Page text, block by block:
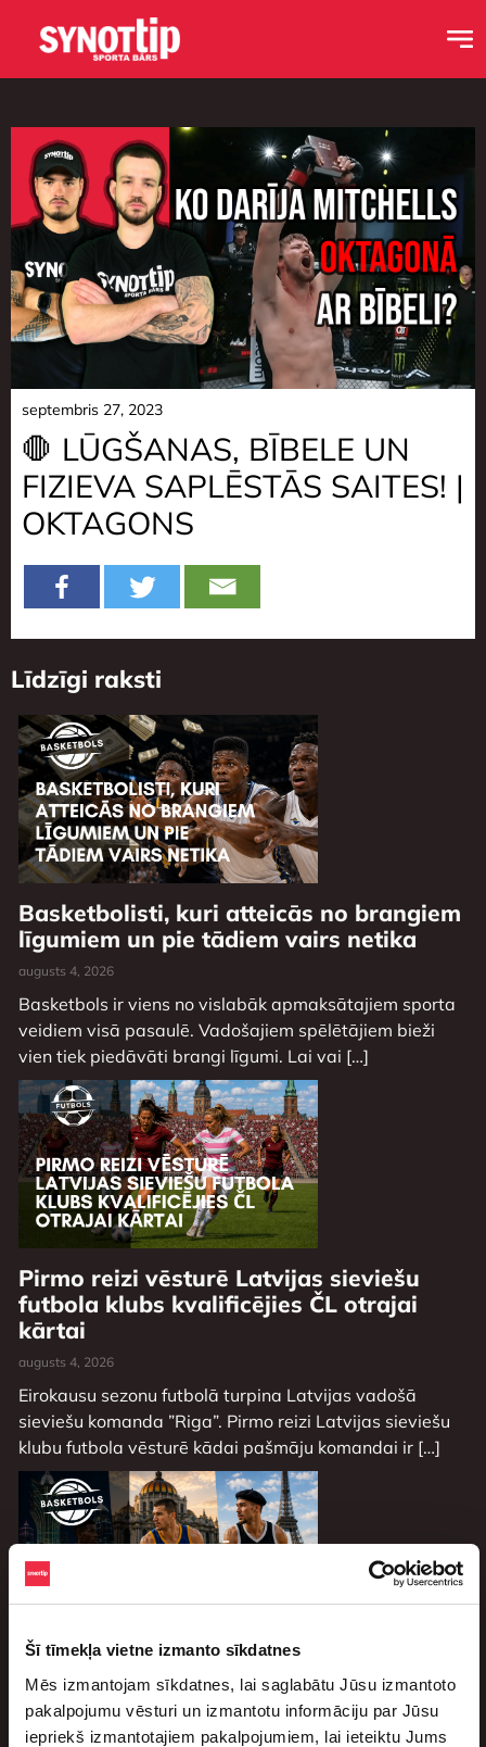
Šī tīmekļa vietne izmanto sīkdatnes
Mēs izmantojam sīkdatnes, lai saglabātu Jūsu izmantoto
pakalpojumu vēsturi un izmantotu informāciju par Jūsu
iepriekš izmantotajiem pakalpojumiem, lai ieteiktu Jums
septembris 27, 2023
🛑 LŪGŠANAS, BĪBELE UN
FIZIEVA SAPLĒSTĀS SAITES! |
OKTAGONS
Līdzīgi raksti
Basketbolisti, kuri atteicās no brangiem
līgumiem un pie tādiem vairs netika
augusts 4, 2026
Basketbols ir viens no vislabāk apmaksātajiem sporta
veidiem visā pasaulē. Vadošajiem spēlētājiem bieži
vien tiek piedāvāti brangi līgumi. Lai vai […]
Pirmo reizi vēsturē Latvijas sieviešu
futbola klubs kvalificējies ČL otrajai
kārtai
augusts 4, 2026
Eirokausu sezonu futbolā turpina Latvijas vadošā
sieviešu komanda ”Riga”. Pirmo reizi Latvijas sieviešu
klubu futbola vēsturē kādai pašmāju komandai ir […]
Vembanjama Eiropā: NBA mači jaunajā
sezonā, kas nenorisināsies ASV